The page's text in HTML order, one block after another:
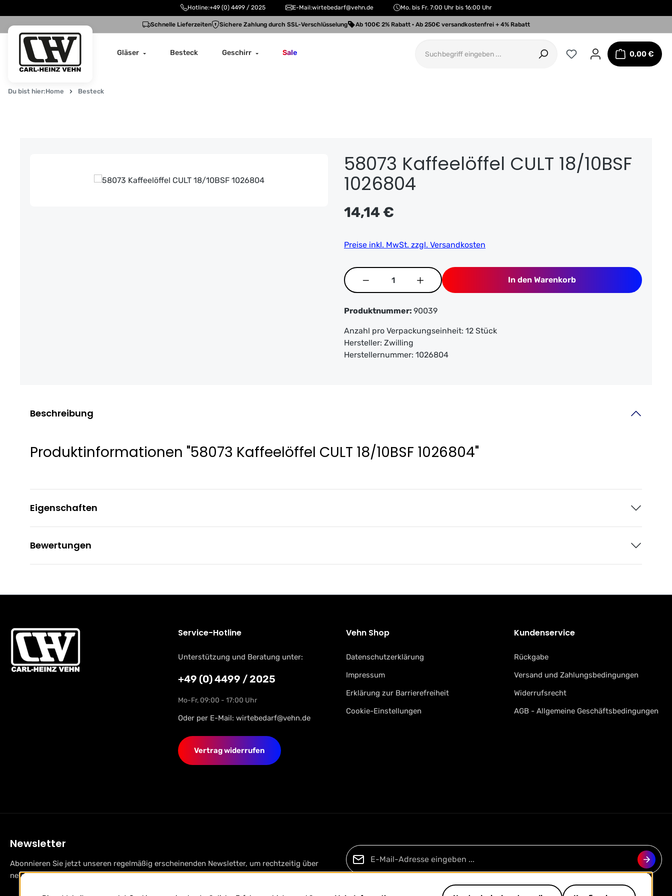
Hotline:+49 (0) 4499 / 2025 E-Mail:wirtebedarf@vehn.de Mo. bis Fr. 7:00 Uhr bis 16:00 Uhr
Schnelle Lieferzeiten Sichere Zahlung durch SSL-Verschlüsselung Ab 100€ 2% Rabatt · Ab 250€ versandkostenfrei + 4% Rabatt
Gläser Besteck Geschirr Sale 0,00 €
Du bist hier:Home Besteck
58073 Kaffeelöffel CULT 18/10BSF
1026804
Regulärer Preis:
14,14 €
Preise inkl. MwSt. zzgl. Versandkosten
Produkt Anzahl: Gib den gewünschten Wert ein oder
In den Warenkorb
Produktnummer: 90039
Anzahl pro Verpackungseinheit: 12 Stück
Hersteller: Zwilling
Herstellernummer: 1026804
Beschreibung
Produktinformationen "58073 Kaffeelöffel CULT 18/10BSF 1026804"
Eigenschaften
Bewertungen
Service-Hotline
Unterstützung und Beratung unter:
+49 (0) 4499 / 2025
Mo-Fr, 09:00 - 17:00 Uhr
Oder per E-Mail: wirtebedarf@vehn.de
Vertrag widerrufen
Vehn Shop
Datenschutzerklärung
Impressum
Erklärung zur Barrierefreiheit
Cookie-Einstellungen
Kundenservice
Rückgabe
Versand und Zahlungsbedingungen
Widerrufsrecht
AGB - Allgemeine Geschäftsbedingungen
Newsletter
Abonnieren Sie jetzt unseren regelmäßig erscheinenden Newsletter, um rechtzeitig über
neue Produkte und Angebote informiert zu werden.